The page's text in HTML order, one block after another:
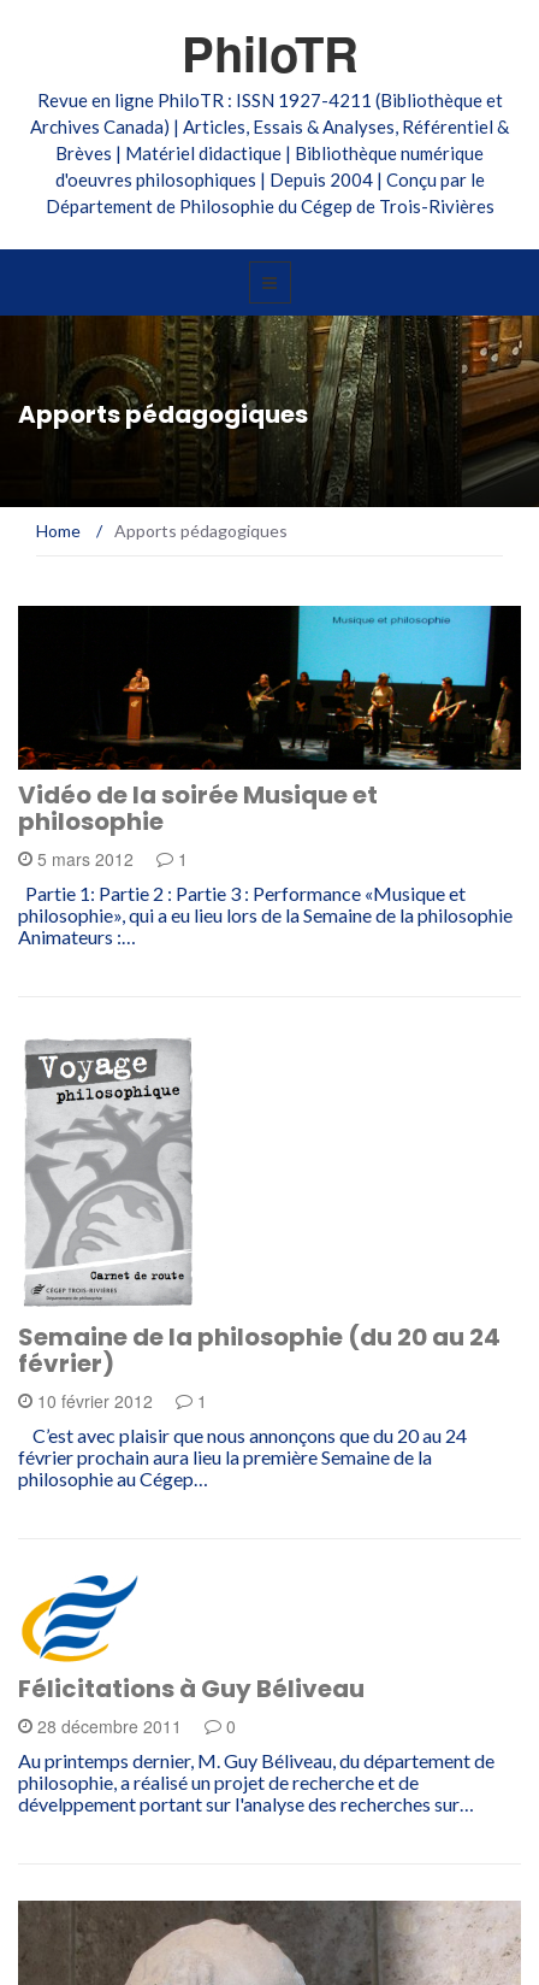
PhiloTR
Revue en ligne PhiloTR : ISSN 1927-4211 (Bibliothèque et
Archives Canada) | Articles, Essais & Analyses, Référentiel &
Brèves | Matériel didactique | Bibliothèque numérique
d'oeuvres philosophiques | Depuis 2004 | Conçu par le
Département de Philosophie du Cégep de Trois-Rivières
Apports pédagogiques
Home / Apports pédagogiques
Vidéo de la soirée Musique et
philosophie
5 mars 2012 1
Partie 1: Partie 2 : Partie 3 : Performance «Musique et
philosophie», qui a eu lieu lors de la Semaine de la philosophie
Animateurs :…
Semaine de la philosophie (du 20 au 24
février)
10 février 2012 1
C’est avec plaisir que nous annonçons que du 20 au 24
février prochain aura lieu la première Semaine de la
philosophie au Cégep…
Félicitations à Guy Béliveau
28 décembre 2011 0
Au printemps dernier, M. Guy Béliveau, du département de
philosophie, a réalisé un projet de recherche et de
dévelppement portant sur l'analyse des recherches sur…